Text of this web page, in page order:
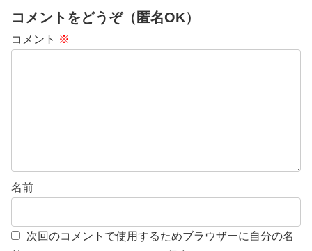
コメントをどうぞ（匿名OK）
コメント ※
名前
次回のコメントで使用するためブラウザーに自分の名